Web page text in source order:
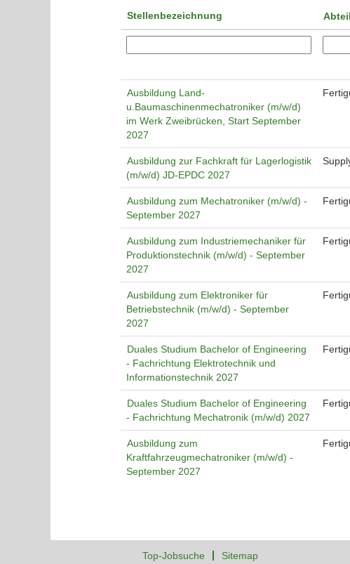
Stellenbezeichnung
Ausbildung Land-
u.Baumaschinenmechatroniker (m/w/d)
im Werk Zweibrücken, Start September
2027
Ausbildung zur Fachkraft für Lagerlogistik
(m/w/d) JD-EPDC 2027
Ausbildung zum Mechatroniker (m/w/d) -
September 2027
Ausbildung zum Industriemechaniker für
Produktionstechnik (m/w/d) - September
2027
Ausbildung zum Elektroniker für
Betriebstechnik (m/w/d) - September
2027
Duales Studium Bachelor of Engineering
- Fachrichtung Elektrotechnik und
Informationstechnik 2027
Duales Studium Bachelor of Engineering
- Fachrichtung Mechatronik (m/w/d) 2027
Ausbildung zum
Kraftfahrzeugmechatroniker (m/w/d) -
September 2027
Top-Jobsuche Sitemap